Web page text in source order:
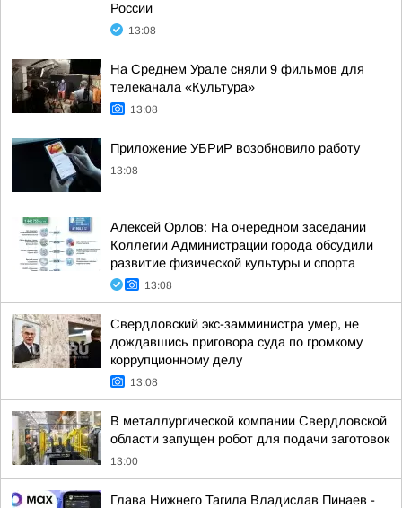
России
13:08
На Среднем Урале сняли 9 фильмов для
телеканала «Культура»
13:08
Приложение УБРиР возобновило работу
13:08
Алексей Орлов: На очередном заседании
Коллегии Администрации города обсудили
развитие физической культуры и спорта
13:08
Свердловский экс-замминистра умер, не
дождавшись приговора суда по громкому
коррупционному делу
13:08
В металлургической компании Свердловской
области запущен робот для подачи заготовок
13:00
Глава Нижнего Тагила Владислав Пинаев -